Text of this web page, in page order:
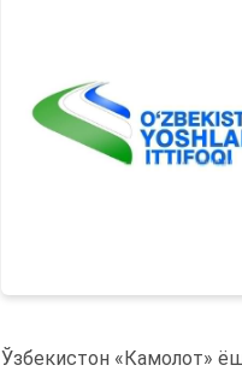
Ўзбекистон «Камолот»